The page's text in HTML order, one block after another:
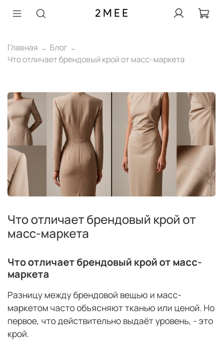
Главная
Блог
Что отличает брендовый крой от масс-маркета
Что отличает брендовый крой от
масс-маркета
Что отличает брендовый крой от масс-
маркета
Разницу между брендовой вещью и масс-
маркетом часто объясняют тканью или ценой. Но
первое, что действительно выдаёт уровень, - это
крой.